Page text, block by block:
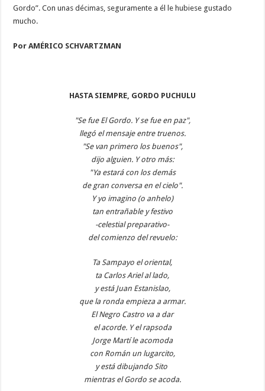
Gordo”. Con unas décimas, seguramente a él le hubiese gustado
mucho.
Por AMÉRICO SCHVARTZMAN
HASTA SIEMPRE, GORDO PUCHULU
"Se fue El Gordo. Y se fue en paz",
llegó el mensaje entre truenos.
"Se van primero los buenos",
dijo alguien. Y otro más:
"Ya estará con los demás
de gran conversa en el cielo".
Y yo imagino (o anhelo)
tan entrañable y festivo
-celestial preparativo-
del comienzo del revuelo:
Ta Sampayo el oriental,
ta Carlos Ariel al lado,
y está Juan Estanislao,
que la ronda empieza a armar.
El Negro Castro va a dar
el acorde. Y el rapsoda
Jorge Martí le acomoda
con Román un lugarcito,
y está dibujando Sito
mientras el Gordo se acoda.